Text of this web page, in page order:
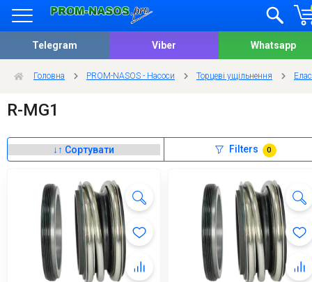
Telegram Viber Whatsapp
Головна PROM-NASOS - Насоси Торцеві ущільнення
R-MG1
Filters 0